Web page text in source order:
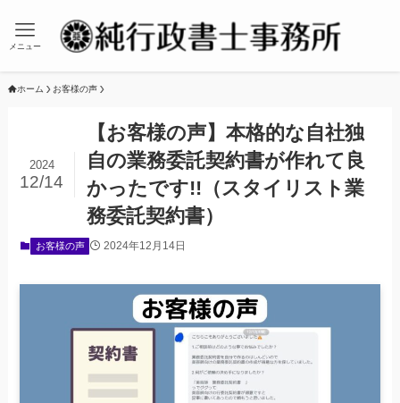
メニュー
ホーム お客様の声
【お客様の声】本格的な自社独
自の業務委託契約書が作れて良
かったです!!（スタイリスト業
務委託契約書）
2024
12/14
お客様の声 2024年12月14日